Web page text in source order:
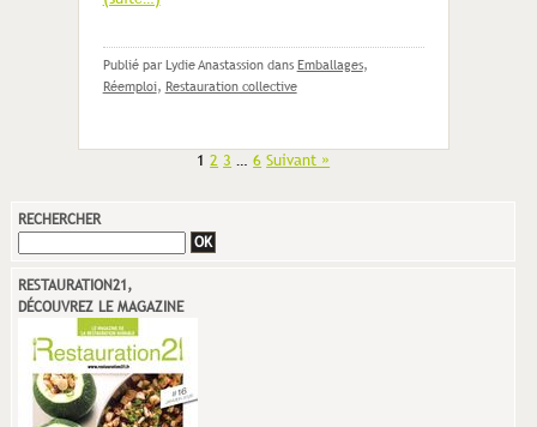
Publié par Lydie Anastassion dans Emballages,
Réemploi, Restauration collective
1 2 3 … 6 Suivant »
RECHERCHER
RESTAURATION21,
DÉCOUVREZ LE MAGAZINE